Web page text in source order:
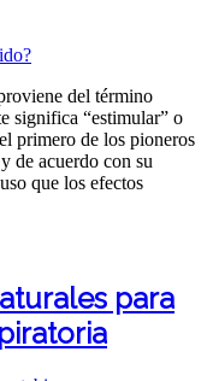
del término
significa “estimular” o
primero de los pioneros
de acuerdo con su
que los efectos
para